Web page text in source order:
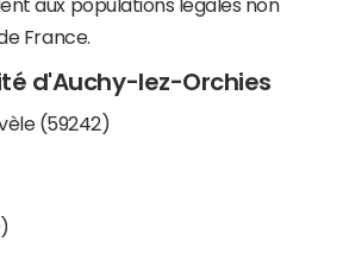
aux populations légales non
France.
d'Auchy-lez-Orchies
(59242)